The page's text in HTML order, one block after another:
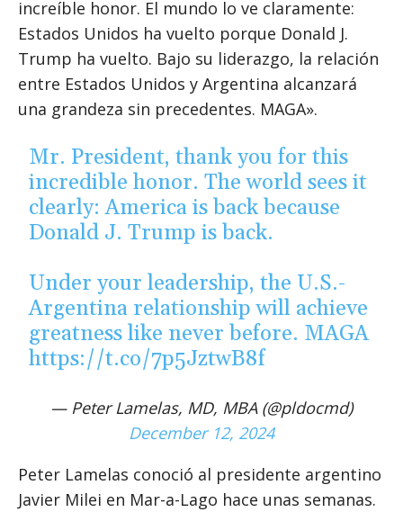
increíble honor. El mundo lo ve claramente:
Estados Unidos ha vuelto porque Donald J.
Trump ha vuelto. Bajo su liderazgo, la relación
entre Estados Unidos y Argentina alcanzará
una grandeza sin precedentes. MAGA».
Mr. President, thank you for this
incredible honor. The world sees it
clearly: America is back because
Donald J. Trump is back.
Under your leadership, the U.S.-
Argentina relationship will achieve
greatness like never before. MAGA
https://t.co/7p5JztwB8f
— Peter Lamelas, MD, MBA (@pldocmd)
December 12, 2024
Peter Lamelas conoció al presidente argentino
Javier Milei en Mar-a-Lago hace unas semanas.